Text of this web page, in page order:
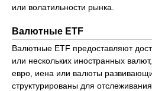
или волатильности рынка.
Валютные ETF
Валютные ETF предоставляют
или нескольких иностранных
евро, иена или валюты
структурированы для